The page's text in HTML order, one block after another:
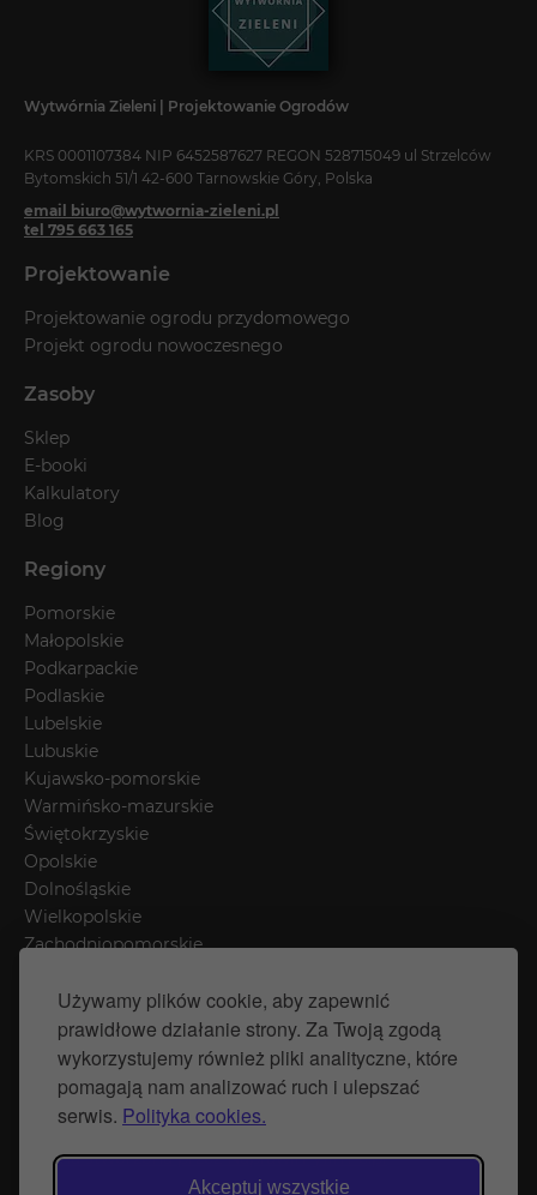
Używamy plików cookie, aby zapewnić
prawidłowe działanie strony. Za Twoją zgodą
wykorzystujemy również pliki analityczne, które
pomagają nam analizować ruch i ulepszać
serwis. Polityka cookies.
Akceptuj wszystkie
Wytwórnia Zieleni | Projektowanie Ogrodów
KRS 0001107384 NIP 6452587627 REGON 528715049 ul Strzelców
Bytomskich 51/1 42-600 Tarnowskie Góry, Polska
email biuro@wytwornia-zieleni.pl
tel 795 663 165
Projektowanie
Projektowanie ogrodu przydomowego
Projekt ogrodu nowoczesnego
Zasoby
Sklep
E-booki
Kalkulatory
Blog
Regiony
Pomorskie
Małopolskie
Podkarpackie
Podlaskie
Lubelskie
Lubuskie
Kujawsko-pomorskie
Warmińsko-mazurskie
Świętokrzyskie
Opolskie
Dolnośląskie
Wielkopolskie
Zachodniopomorskie
Mazowieckie
Śląskie
Polityka prywatności
Polityka Cookies
Strona stworzona przez Naprawimyfirme.pl